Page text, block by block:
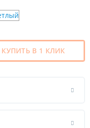
КУПИТЬ В 1 КЛИК